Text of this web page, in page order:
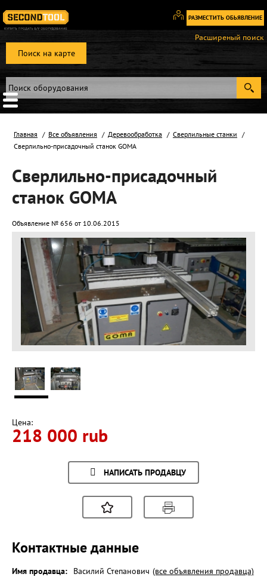
РАЗМЕСТИТЬ ОБЬЯВЛЕНИЕ
Вход
Регистрация
Поиск на карте
Расширеный поиск
Главная Все объявления Деревообработка
Сверлильные станки
Сверлильно-присадочный станок GOMA
Сверлильно-присадочный
станок GOMA
Объявление № 656 от 10.06.2015
Цена:
218 000 rub
НАПИСАТЬ ПРОДАВЦУ
Контактные данные
Имя продавца: Василий Степанович (все объявления продавца)